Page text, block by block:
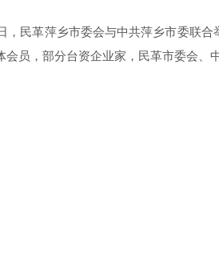
，民革萍乡市委会与中共萍乡市委联
会员，部分台资企业家，民革市委会、